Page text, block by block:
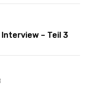
Interview – Teil 3